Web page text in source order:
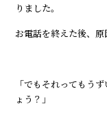
りました。
お電話を終えた後、
「でもそれってもう
ょう？」